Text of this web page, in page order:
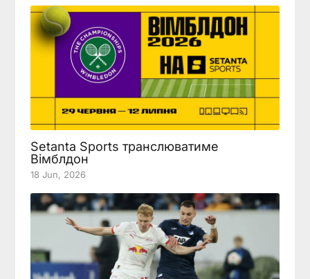
Setanta Sports транслюватиме
Вімблдон
18 Jun, 2026